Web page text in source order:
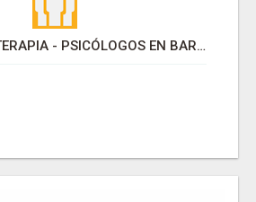
OAPSIS PSICOTERAPIA - PSICÓLOGOS EN BARRIO DE SALAMANCA